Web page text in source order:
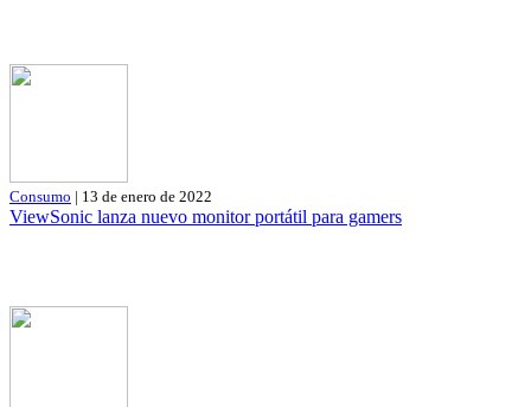
Consumo | 13 de enero de 2022
ViewSonic lanza nuevo monitor portátil para gamers